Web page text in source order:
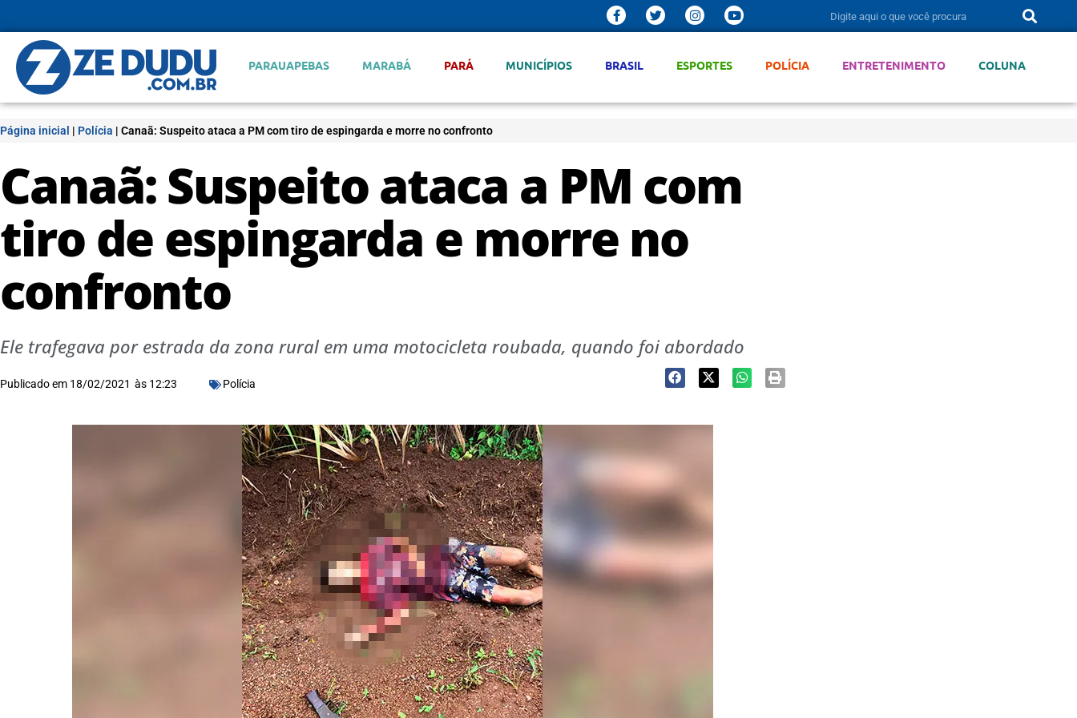
PARAUAPEBAS MARABÁ PARÁ MUNICÍPIOS BRASIL ESPORTES POLÍCIA ENTRETENIMENTO COLUNA
Página inicial | Polícia | Canaã: Suspeito ataca a PM com tiro de espingarda e morre no confronto
Canaã: Suspeito ataca a PM com
tiro de espingarda e morre no
confronto
Ele trafegava por estrada da zona rural em uma motocicleta roubada, quando foi abordado
Publicado em 18/02/2021 às 12:23 Polícia